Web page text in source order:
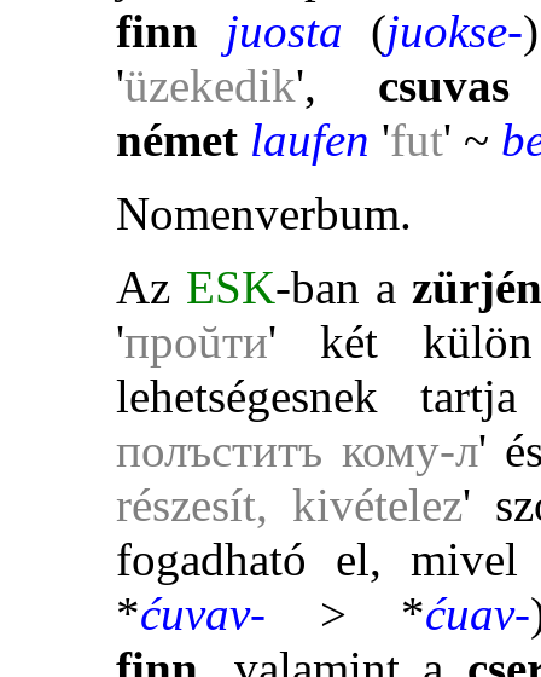
finn juosta (juokse-
'üzekedik', csuvas
német laufen 'fut' ~
Nomenverbum.
Az ESK-ban a zürjén
'проŭти' két külön
lehetségesnek
полъcтитъ кому-л'
részesít, kivételez'
fogadható el,
*ćuvav- > *ćuav-